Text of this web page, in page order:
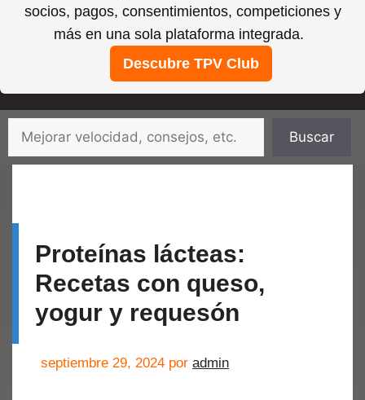
socios, pagos, consentimientos, competiciones y
más en una sola plataforma integrada.
Descubre TPV Club
Saltar
contenido
Buscar
Proteínas lácteas:
Recetas con queso,
yogur y requesón
septiembre 29, 2024 por admin